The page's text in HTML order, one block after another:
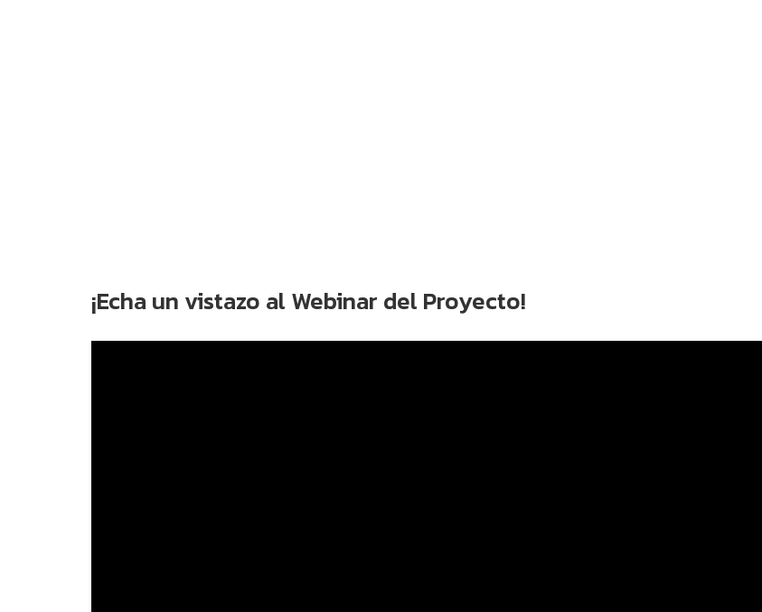
¡Echa un vistazo al Webinar del Proyecto!